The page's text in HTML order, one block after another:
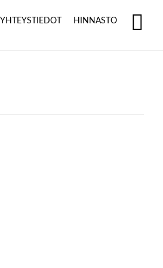
YHTEYSTIEDOT HINNASTO